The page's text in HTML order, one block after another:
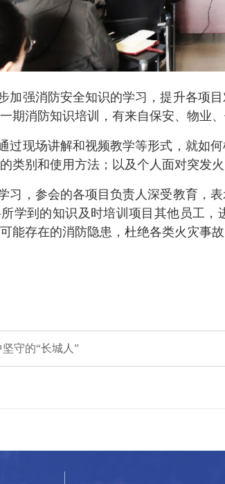
加强消防安全知识的学习，提升各项
期消防知识培训，有来自保安、物业
过现场讲解和视频教学等形式，就如
类别和使用方法；以及个人面对突发
习，参会的各项目负责人深受教育，
学到的知识及时培训项目其他员工
能存在的消防隐患，杜绝各类火灾事
坚守的“长城人”